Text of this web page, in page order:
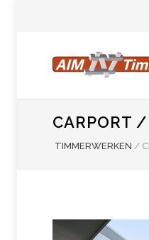
CARPORT /
TIMMERWERKEN /